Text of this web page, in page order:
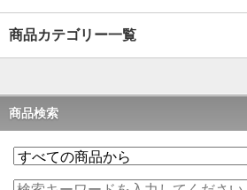
商品カテゴリー一覧
商品検索